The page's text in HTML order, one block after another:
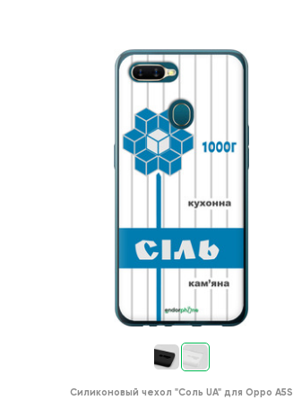
Силиконовый чехол "Соль UA" для Oppo A5S